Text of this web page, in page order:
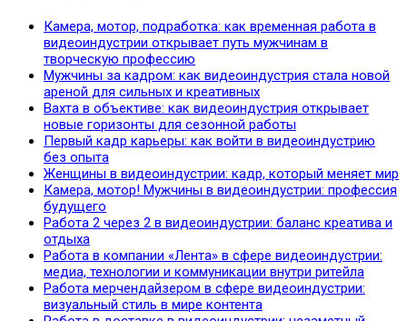
Камера, мотор, подработка: как временная работа в
видеоиндустрии открывает путь мужчинам в
творческую профессию
Мужчины за кадром: как видеоиндустрия стала новой
ареной для сильных и креативных
Вахта в объективе: как видеоиндустрия открывает
новые горизонты для сезонной работы
Первый кадр карьеры: как войти в видеоиндустрию
без опыта
Женщины в видеоиндустрии: кадр, который меняет мир
Камера, мотор! Мужчины в видеоиндустрии: профессия
будущего
Работа 2 через 2 в видеоиндустрии: баланс креатива и
отдыха
Работа в компании «Лента» в сфере видеоиндустрии:
медиа, технологии и коммуникации внутри ритейла
Работа мерчендайзером в сфере видеоиндустрии:
визуальный стиль в мире контента